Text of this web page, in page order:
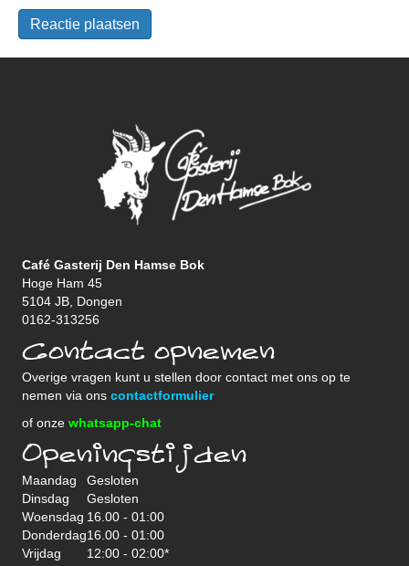
Café Gasterij Den Hamse Bok
Hoge Ham 45
5104 JB, Dongen
0162-313256
Contact opnemen
Overige vragen kunt u stellen door contact met ons op te
nemen via ons contactformulier
of onze whatsapp-chat
Openingstijden
Maandag
Gesloten
Dinsdag
Gesloten
Woensdag 16.00 - 01:00
Donderdag16.00 - 01:00
Vrijdag
12:00 - 02:00*